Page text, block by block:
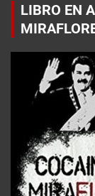
LIBRO EN